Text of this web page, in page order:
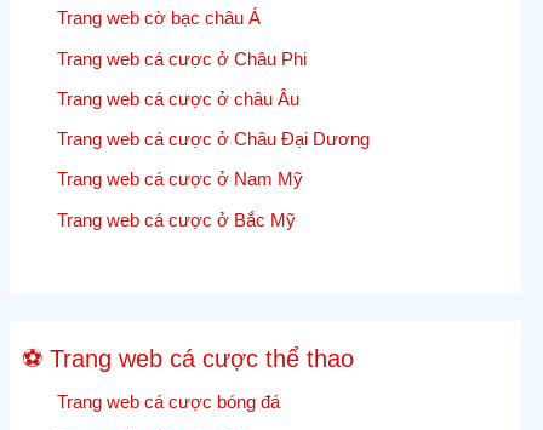
1960 Lưu
cập
nhật,
quả
và
trực
tiếp
Trang web cờ bạc châu Á
Trang web cá cược ở Châu Phi
Trang web cá cược ở châu Âu
Trang web cá cược ở Châu Đại Dương
Trang web cá cược ở Nam Mỹ
Trang web cá cược ở Bắc Mỹ
⚽ Trang web cá cược thể thao
Trang web cá cược bóng đá